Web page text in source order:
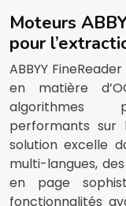
Moteurs
pour
ABBYY
en matière
algorithmes
performants sur
solution excelle
multi-langues,
en page
fonctionnalités